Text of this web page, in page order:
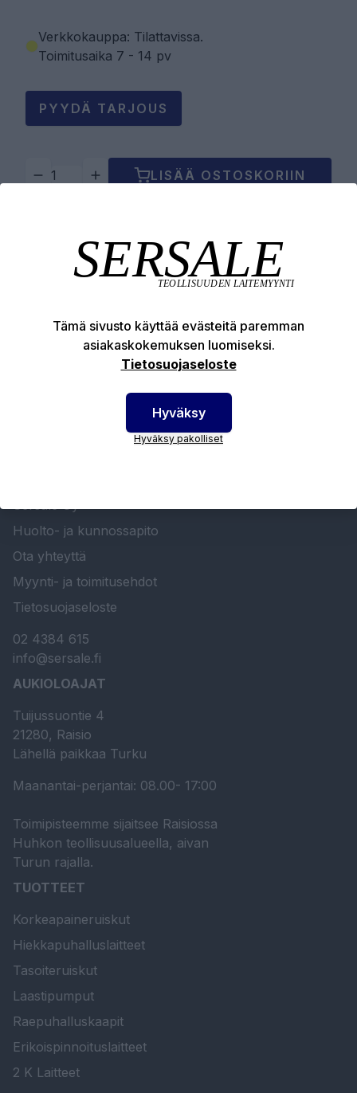
Verkkokauppa: Tilattavissa.
Toimitusaika 7 - 14 pv
PYYDÄ TARJOUS
LISÄÄ OSTOSKORIIN
Tuotekuvaus
SERSALE OY MAALAUSLAITTEIDEN ERIKOISLIIKE
Sersale Oy
Huolto- ja kunnossapito
Ota yhteyttä
Myynti- ja toimitusehdot
Tietosuojaseloste
02 4384 615
info@sersale.fi
AUKIOLOAJAT
Tuijussuontie 4
21280, Raisio
Lähellä paikkaa Turku
Maanantai-perjantai: 08.00- 17:00
Toimipisteemme sijaitsee Raisiossa
Huhkon teollisuusalueella, aivan
Turun rajalla.
TUOTTEET
Korkeapaineruiskut
Hiekkapuhalluslaitteet
Tasoiteruiskut
Laastipumput
Raepuhalluskaapit
Erikoispinnoituslaitteet
2 K Laitteet
Tämä sivusto käyttää evästeitä paremman
asiakaskokemuksen luomiseksi.
Tietosuojaseloste
Hyväksy
Hyväksy pakolliset